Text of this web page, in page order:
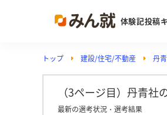
体験記投稿
トップ 建設/住宅/不動産 丹
（3ページ目）丹青社
最新の選考状況・選考結果